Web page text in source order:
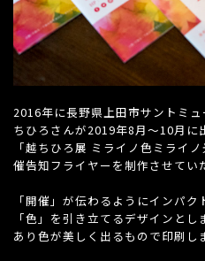
2016年に長野県上田市サントミ
ちひろさんが2019年8月〜10月に
「越ちひろ展 ミライノ色ミライ
催告知フライヤーを制作させてい
「開催」が伝わるようにインパ
「色」を引き立てるデザインと
あり色が美しく出るもので印刷し